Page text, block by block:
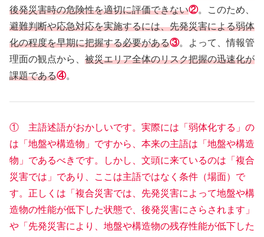
後発災害時の危険性を適切に評価できない②。このため、
避難判断や応急対応を実施するには、先発災害による弱体
化の程度を早期に把握する必要がある③。よって、情報管
理面の観点から、 被災エリア全体のリスク把握の迅速化が
課題である④。
① 主語述語がおかしいです。実際には「弱体化する」の
は「地盤や構造物」ですから、本来の主語は「地盤や構造
物」であるべきです。しかし、文頭に来ているのは「複合
災害では」であり、ここは主語ではなく条件（場面）で
す。正しくは「複合災害では、先発災害によって地盤や構
造物の性能が低下した状態で、後発災害にさらされます」
や「先発災害により、地盤や構造物の残存性能が低下した